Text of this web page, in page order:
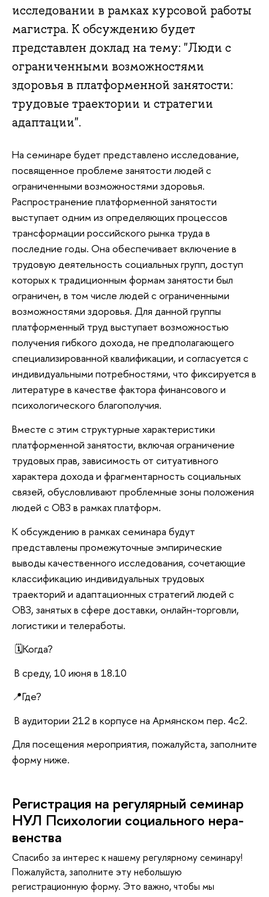
исследовании в рамках курсовой работы
магистра. К обсуждению будет
представлен доклад на тему: "Люди с
ограниченными возможностями
здоровья в платформенной занятости:
трудовые траектории и стратегии
адаптации".
На семинаре будет представлено исследование,
посвященное проблеме занятости людей с
ограниченными возможностями здоровья.
Распространение платформенной занятости
ыступает одним из определяющих процессо
трансформации российского рынка труда
последние годы. Она обеспечивает включение
трудовую деятельность социальных групп, доступ
которых к традиционным формам занятости был
ограничен, в том числе людей с ограниченными
озможностями здоровья. Для данной группы
платформенный труд выступает возможностью
получения гибкого дохода, не предполагающего
специализированной квалификации, и согласуется с
индивидуальными потребностями, что фиксируется
литературе в качестве фактора финансового и
психологического благополучия.
месте с этим структурные характеристики
платформенной занятости, включая ограничение
трудовых прав, зависимость от ситуативного
характера дохода и фрагментарность социальных
связей, обусловливают проблемные зоны положения
людей с ОВЗ в рамках платформ.
К обсуждению в рамках семинара будут
представлены промежуточные эмпирические
ыводы качественного исследования, сочетающие
классификацию индивидуальных трудовых
траекторий и адаптационных стратегий людей с
ОВЗ, занятых в сфере доставки, онлайн-торговли,
логистики и телеработы.
🗓️Когда?
среду, 10 июня в 18.10
📍Где?
аудитории 212 в корпусе на Армянском пер. 4с2.
Для посещения мероприятия, пожалуйста, заполните
форму ниже.
Ре­ги­стра­ция на ре­гу­ляр­ный се­ми­нар
НУЛ Пси­хо­ло­гии со­ци­аль­но­го нера­
ен­ства
Спасибо за интерес к нашему регулярному семинару!
Пожалуйста, заполните эту небольшую
регистрационную форму. Это важно, чтобы мы